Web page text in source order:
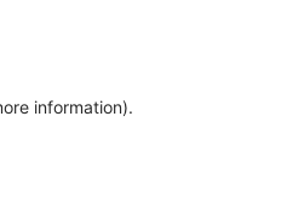
information).